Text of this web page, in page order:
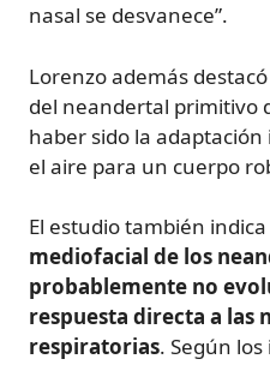
nasal se desvanece”.
Lorenzo además
del neandertal primitivo
haber sido la
el aire para un cuerpo
El estudio también
mediofacial de los
probablemente no
respuesta directa a las
respiratorias. Según